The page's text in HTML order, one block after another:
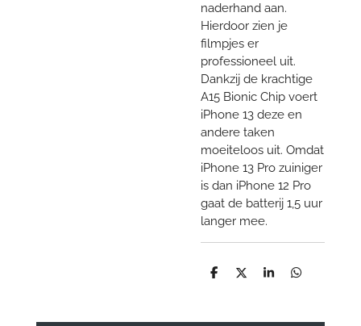
naderhand aan.
Hierdoor zien je
filmpjes er
professioneel uit.
Dankzij de krachtige
A15 Bionic Chip voert
iPhone 13 deze en
andere taken
moeiteloos uit. Omdat
iPhone 13 Pro zuiniger
is dan iPhone 12 Pro
gaat de batterij 1,5 uur
langer mee.
D
D
S
D